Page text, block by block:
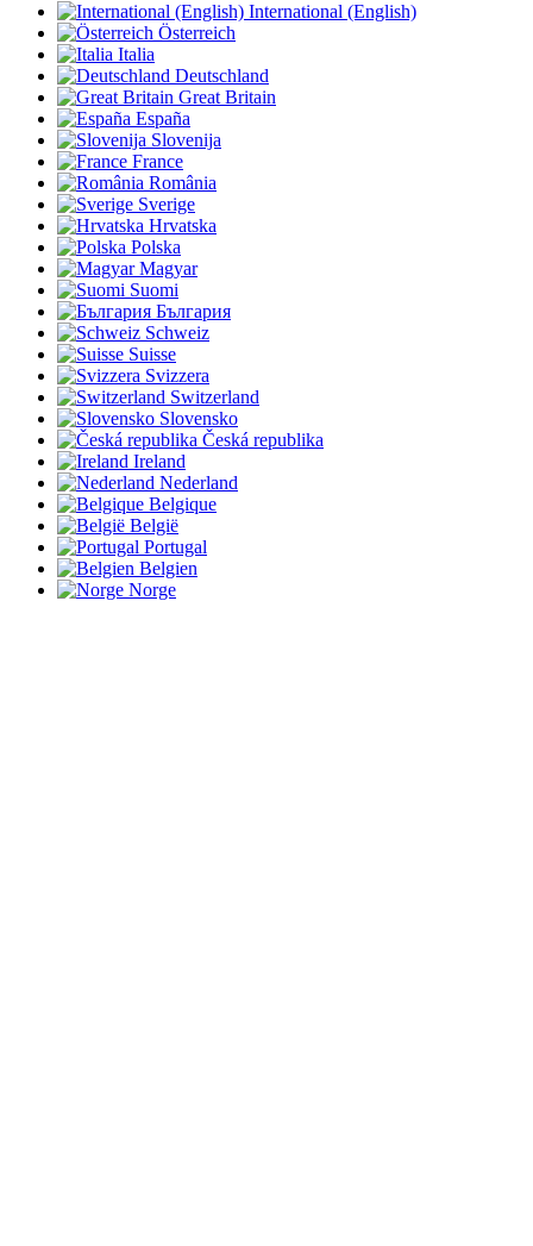
International (English)
Österreich
Italia
Deutschland
Great Britain
España
Slovenija
France
România
Sverige
Hrvatska
Polska
Magyar
Suomi
България
Schweiz
Suisse
Svizzera
Switzerland
Slovensko
Česká republika
Ireland
Nederland
Belgique
België
Portugal
Belgien
Norge